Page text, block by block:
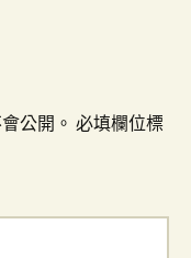
公開。 必填欄位標